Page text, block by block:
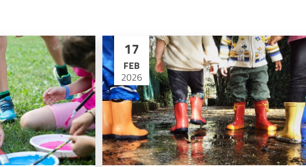
17
FEB
2026